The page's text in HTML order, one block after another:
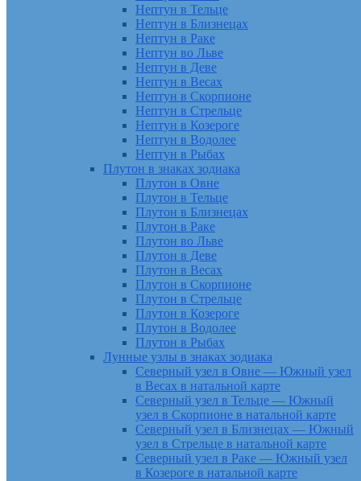
Нептун в Тельце
Нептун в Близнецах
Нептун в Раке
Нептун во Льве
Нептун в Деве
Нептун в Весах
Нептун в Скорпионе
Нептун в Стрельце
Нептун в Козероге
Нептун в Водолее
Нептун в Рыбах
Плутон в знаках зодиака
Плутон в Овне
Плутон в Тельце
Плутон в Близнецах
Плутон в Раке
Плутон во Льве
Плутон в Деве
Плутон в Весах
Плутон в Скорпионе
Плутон в Стрельце
Плутон в Козероге
Плутон в Водолее
Плутон в Рыбах
Лунные узлы в знаках зодиака
Северный узел в Овне — Южный узел
в Весах в натальной карте
Северный узел в Тельце — Южный
узел в Скорпионе в натальной карте
Северный узел в Близнецах — Южный
узел в Стрельце в натальной карте
Северный узел в Раке — Южный узел
в Козероге в натальной карте